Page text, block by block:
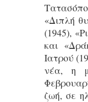
«Διπλή
(1945),
και
Ιατρού
νέα, η
ζωή, σε